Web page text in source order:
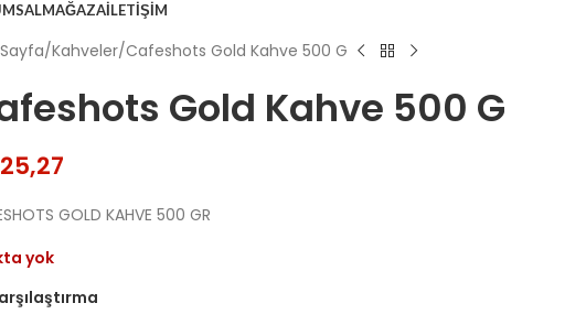
MAĞAZAİLETIŞIM
Kahveler Cafeshots Gold Kahve 500 G
Gold Kahve 500 G
GOLD KAHVE 500 GR
yok